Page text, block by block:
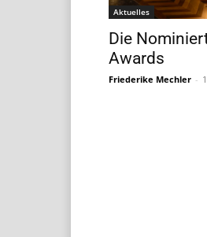
Aktuelles
Die
Awards
Friederike Mechler -